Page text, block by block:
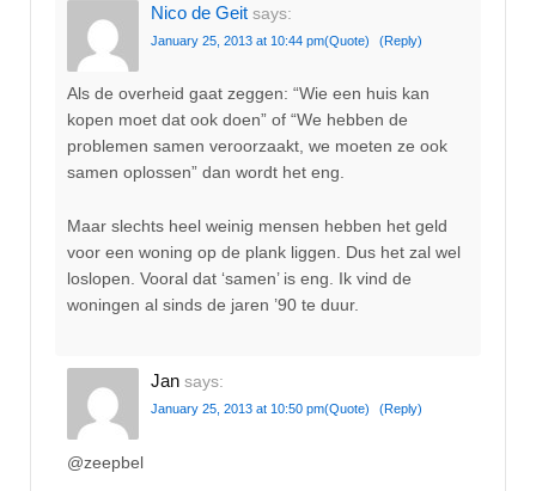
Nico de Geit says:
January 25, 2013 at 10:44 pm(Quote) (Reply)
Als de overheid gaat zeggen: “Wie een huis kan
kopen moet dat ook doen” of “We hebben de
problemen samen veroorzaakt, we moeten ze ook
samen oplossen” dan wordt het eng.
Maar slechts heel weinig mensen hebben het geld
voor een woning op de plank liggen. Dus het zal wel
loslopen. Vooral dat ‘samen’ is eng. Ik vind de
woningen al sinds de jaren ’90 te duur.
Jan says:
January 25, 2013 at 10:50 pm(Quote) (Reply)
@zeepbel